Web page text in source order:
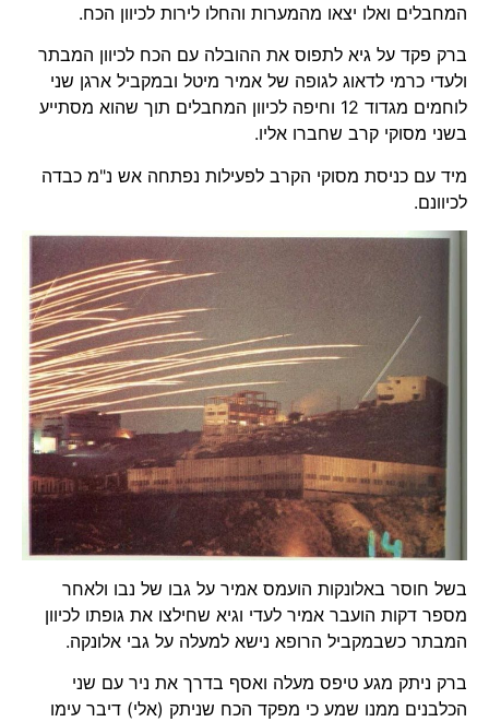
המחבלים ואלו יצאו מהמערות והחלו לירות לכיוון הכח.
ברק פקד על גיא לתפוס את ההובלה עם הכח לכיוון המבתר
ולעדי כרמי לדאוג לגופה של אמיר מיטל ובמקביל ארגן שני
לוחמים מגדוד 12 וחיפה לכיוון המחבלים תוך שהוא מסתייע
בשני מסוקי קרב שחברו אליו.
מיד עם כניסת מסוקי הקרב לפעילות נפתחה אש נ"מ כבדה
לכיוונם.
בשל חוסר באלונקות הועמס אמיר על גבו של נבו ולאחר
מספר דקות הועבר אמיר לעדי וגיא שחילצו את גופתו לכיוון
המבתר כשבמקביל הרופא נישא למעלה על גבי אלונקה.
ברק ניתק מגע טיפס מעלה ואסף בדרך את ניר עם שני
הכלבנים ממנו שמע כי מפקד הכח שניתק (אלי) דיבר עימו